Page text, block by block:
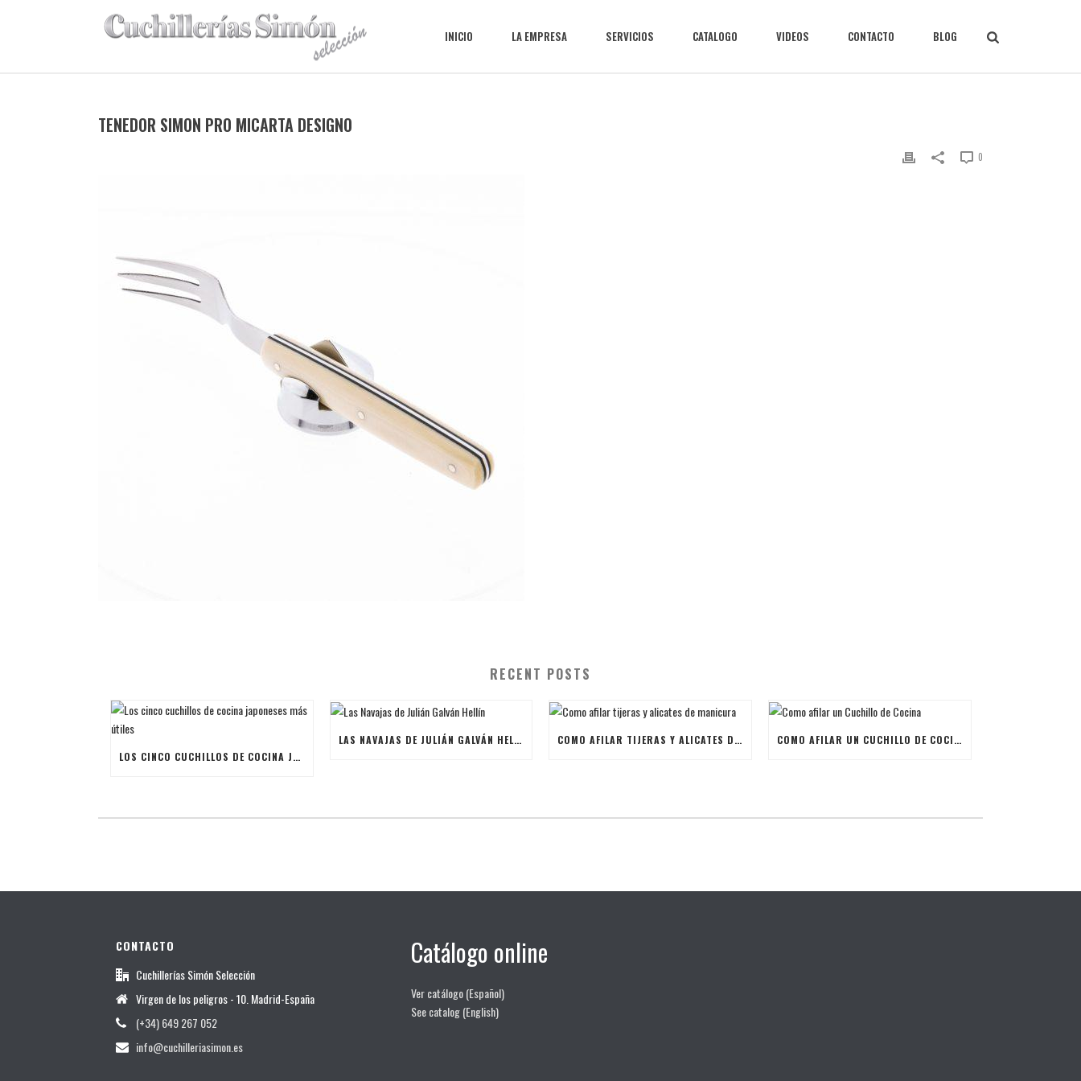
INICIO LA EMPRESA SERVICIOS CATALOGO VIDEOS CONTACTO BLOG
TENEDOR SIMON PRO MICARTA DESIGNO
0
RECENT POSTS
LOS CINCO CUCHILLOS DE COCINA JAPONESES MÁS ÚTILES
LAS NAVAJAS DE JULIÁN GALVÁN HELLÍN COMO AFILAR TIJERAS Y ALICATES DE MANICURA COMO AFILAR UN CUCHILLO DE COCINA
CONTACTO
Cuchillerías Simón Selección
Virgen de los peligros - 10. Madrid-España
(+34) 649 267 052
info@cuchilleriasimon.es
Catálogo online
Ver catálogo (Español)
See catalog (English)